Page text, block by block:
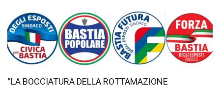
“LA BOCCIATURA DELLA ROTTAMAZIONE